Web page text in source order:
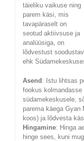
täieliku vaikuse ning
parem käsi, mis
tavapäraselt on
seotud aktiivsuse ja
analüüsiga, on
lõdvestust
ehk
Asend: Istu lihtsas
fookus
südamekeskusele,
parema käega Gyan
koos) ja lõdvesta
Hingamine: Hinga
hinge sees, kuni